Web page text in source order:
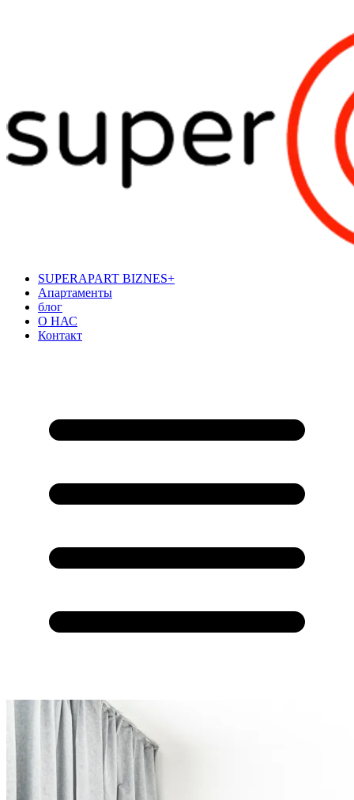
SUPERAPART BIZNES+
Апартаменты
блог
О НАС
Контакт